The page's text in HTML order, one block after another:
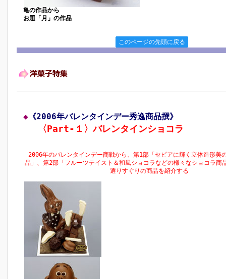
亀の作品から
お題「月」の作品
このページの先頭に戻る
◆《2006年バレンタインデー秀逸商品撰》
〈Part‐１〉バレンタインショコラ
2006年のバレンタインデー商戦から、第1部「セピアに輝く立体造形美
品」、第2部「フルーツテイスト＆和風ショコラなどの様々なショコラ商
選りすぐりの商品を紹介する